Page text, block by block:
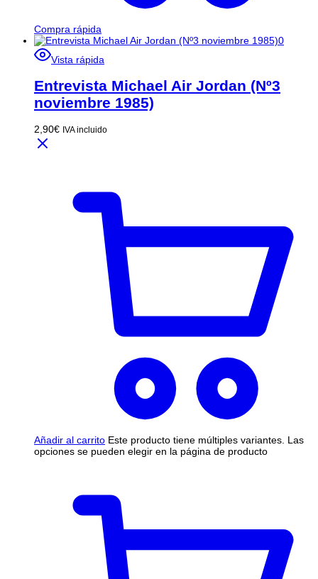
Compra rápida
Vista rápida
Entrevista Michael Air Jordan (Nº3
noviembre 1985)
2,90€ IVA incluido
Añadir al carrito Este producto tiene múltiples variantes. Las
opciones se pueden elegir en la página de producto